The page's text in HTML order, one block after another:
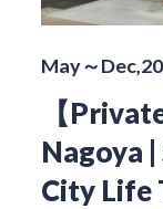
May～
【
Nagoya
City Life